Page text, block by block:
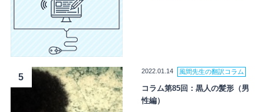
5
2022.01.14 風間先生の翻訳コラム
コラム第85回：黒人の髪形（男
性編）